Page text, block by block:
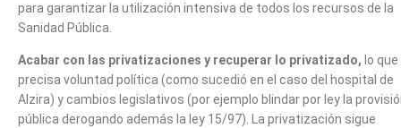
para garantizar la utilización intensiva de todos los recursos de la
Sanidad Pública.
Acabar con las privatizaciones y recuperar lo privatizado, lo que
precisa voluntad política (como sucedió en el caso del hospital de
Alzira) y cambios legislativos (por ejemplo blindar por ley la
pública derogando además la ley 15/97). La privatización sigue